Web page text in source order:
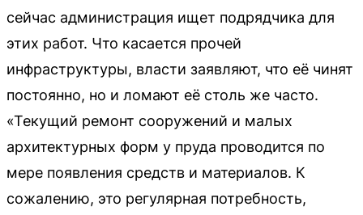
сейчас администрация ищет подрядчика для
этих работ. Что касается прочей
инфраструктуры, власти заявляют, что её чинят
постоянно, но и ломают её столь же часто.
«Текущий ремонт сооружений и малых
архитектурных форм у пруда проводится по
мере появления средств и материалов. К
сожалению, это регулярная потребность,